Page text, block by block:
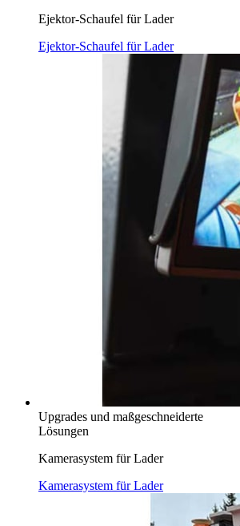
Ejektor-Schaufel für Lader
Ejektor-Schaufel für Lader
Upgrades und maßgeschneiderte
Lösungen
Kamerasystem für Lader
Kamerasystem für Lader